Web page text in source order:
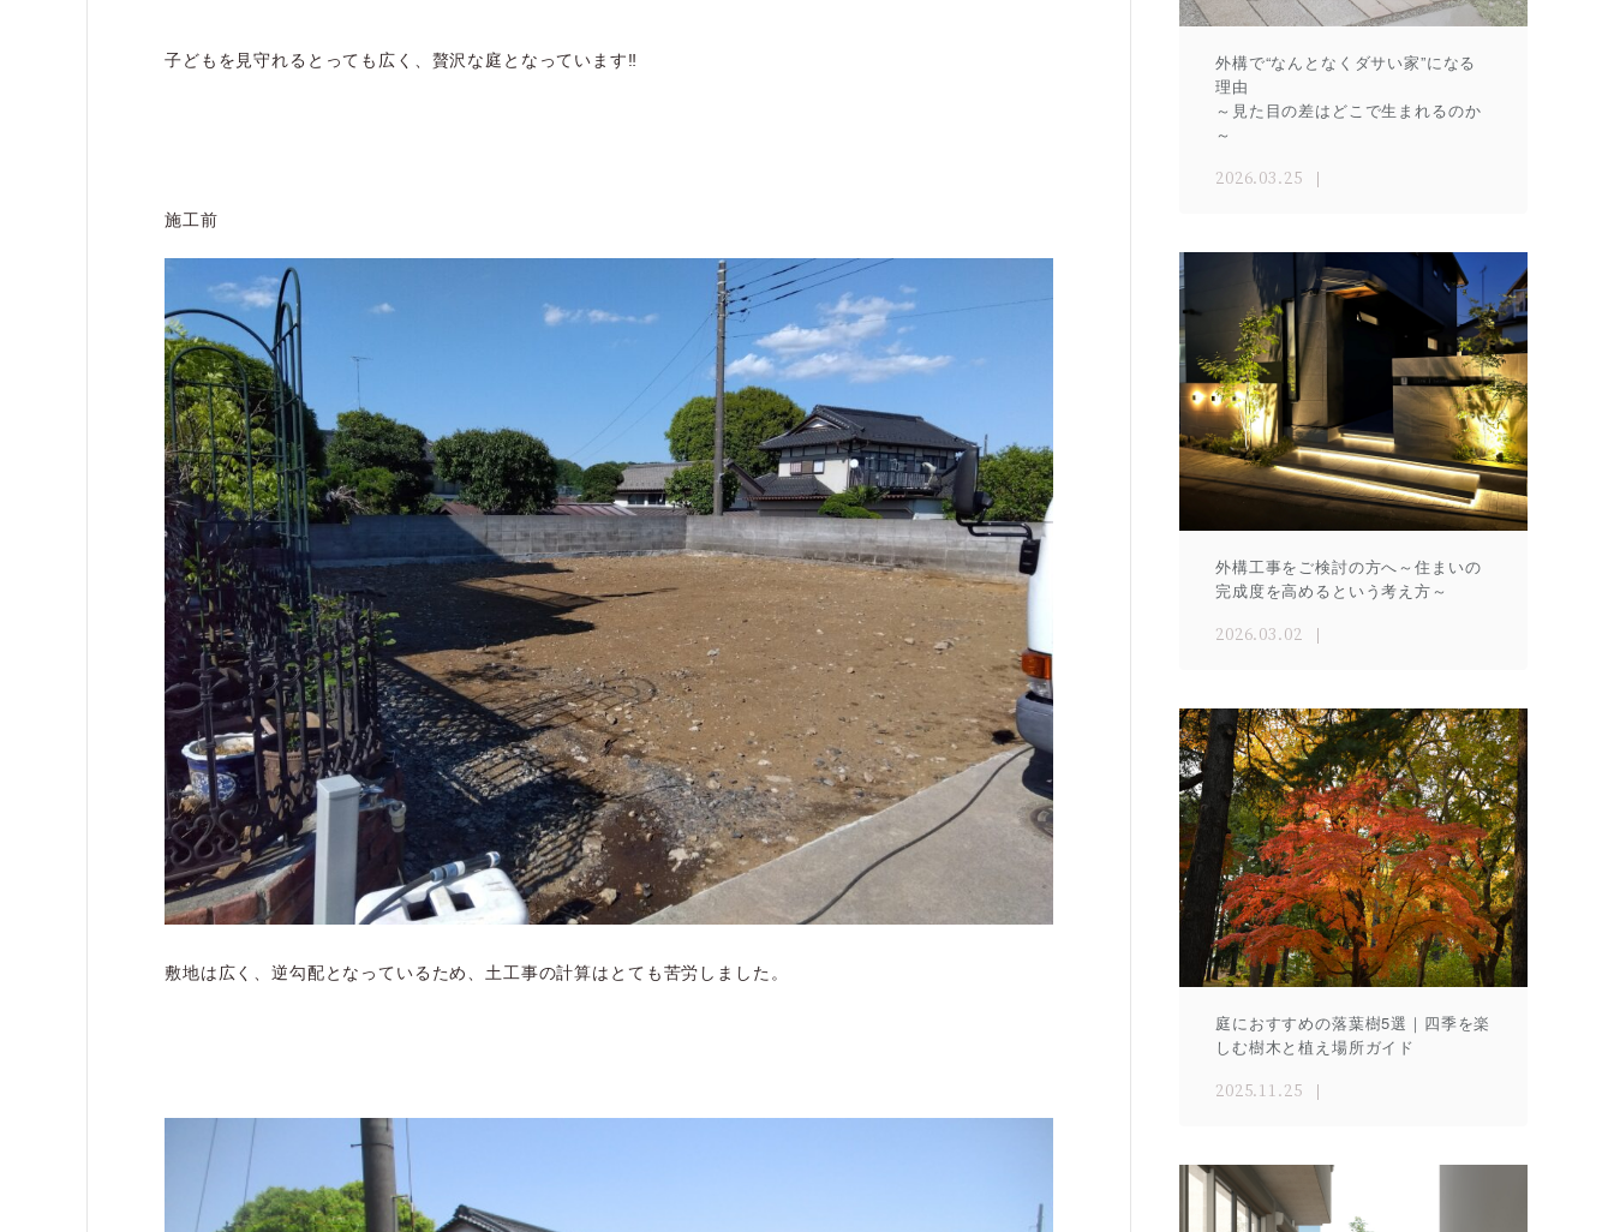
子どもを見守れるとっても広く、贅沢な庭となっています‼
施工前
敷地は広く、逆勾配となっているため、土工事の計算はとても苦労しました。
外構で“なんとなくダサい家”になる
理由
～見た目の差はどこで生まれるのか
～
2026.03.25
外構工事をご検討の方へ～住まいの
完成度を高めるという考え方～
2026.03.02
庭におすすめの落葉樹5選｜四季を楽
しむ樹木と植え場所ガイド
2025.11.25